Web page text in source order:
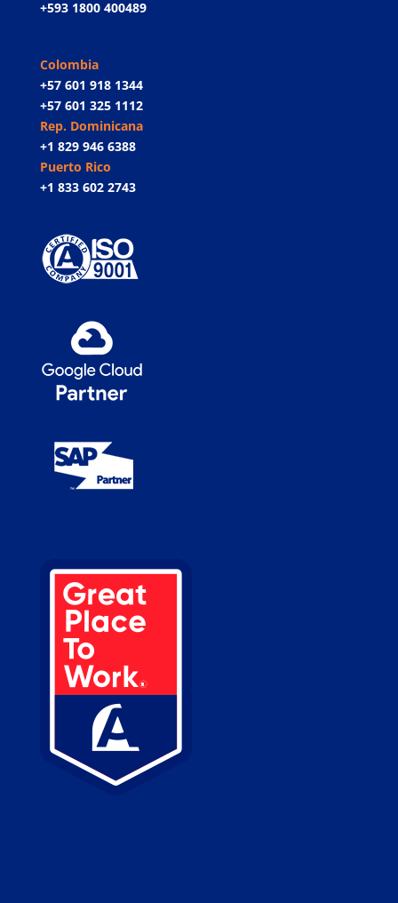
+593 1800 400489
Colombia
+57 601 918 1344
+57 601 325 1112
Rep. Dominicana
+1 829 946 6388
Puerto Rico
+1 833 602 2743